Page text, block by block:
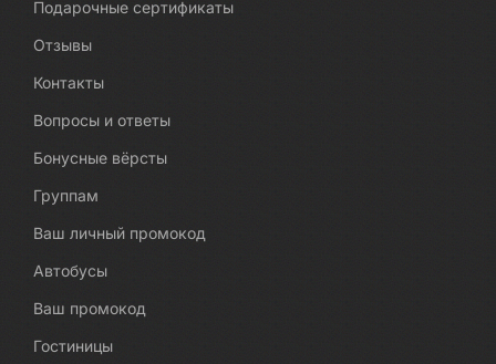
Подарочные сертификаты
Отзывы
Контакты
Вопросы и ответы
Бонусные вёрсты
Группам
Ваш личный промокод
Автобусы
Ваш промокод
Гостиницы